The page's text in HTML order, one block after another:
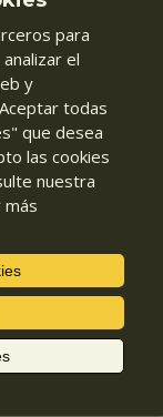
para
el
y
todas
que desea
las cookies
nuestra